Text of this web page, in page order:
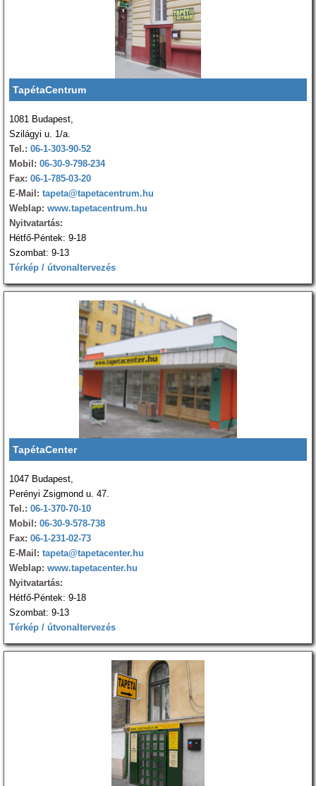
TapétaCentrum
1081 Budapest,
Szilágyi u. 1/a.
Tel.: 06-1-303-90-52
Mobil: 06-30-9-798-234
Fax: 06-1-785-03-20
E-Mail: tapeta@tapetacentrum.hu
Weblap: www.tapetacentrum.hu
Nyitvatartás:
Hétfő-Péntek: 9-18
Szombat: 9-13
Térkép / útvonaltervezés
TapétaCenter
1047 Budapest,
Perényi Zsigmond u. 47.
Tel.: 06-1-370-70-10
Mobil: 06-30-9-578-738
Fax: 06-1-231-02-73
E-Mail: tapeta@tapetacenter.hu
Weblap: www.tapetacenter.hu
Nyitvatartás:
Hétfő-Péntek: 9-18
Szombat: 9-13
Térkép / útvonaltervezés